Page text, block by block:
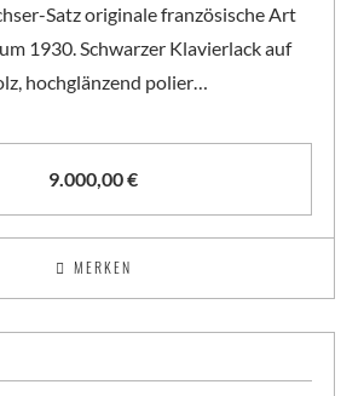
Satz originale französische Art
1930. Schwarzer Klavierlack auf
hochglänzend polier…
9.000,00€
MERKEN